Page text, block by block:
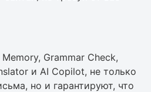
Grammar Check,
и AI Copilot, не только
но и гарантируют, что